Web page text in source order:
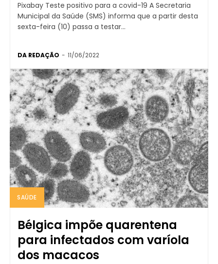
Pixabay Teste positivo para a covid-19 A Secretaria
Municipal da Saúde (SMS) informa que a partir desta
sexta-feira (10) passa a testar...
DA REDAÇÃO - 11/06/2022
SAÚDE
Bélgica impõe quarentena
para infectados com varíola
dos macacos